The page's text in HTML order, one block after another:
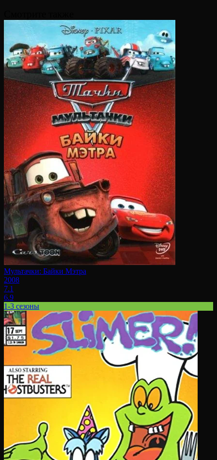
Мультачки: Байки Мэтра
2008
7.1
6.9
1-3 сезоны